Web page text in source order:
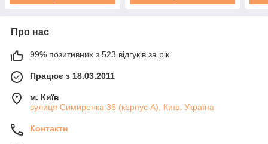
Про нас
99% позитивних з 523 відгуків за рік
Працює з 18.03.2011
м. Київ
вулиця Симиренка 36 (корпус А), Київ, Україна
Контакти